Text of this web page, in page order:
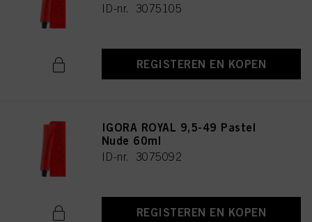
ID-nr. 3075105
REGISTEREN EN KOPEN
IGORA ROYAL 9,5-49 Pastel
Nude 60ml
ID-nr. 3075092
REGISTEREN EN KOPEN